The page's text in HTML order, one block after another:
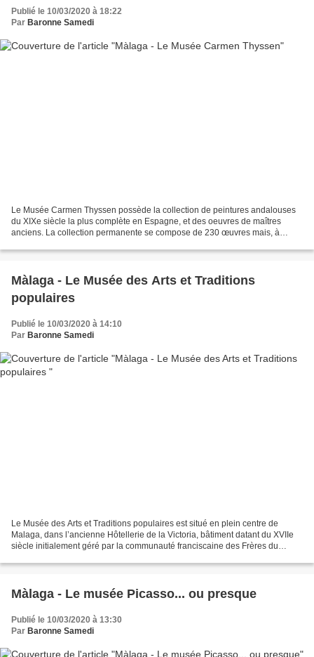
Publié le 10/03/2020 à 18:22
Par Baronne Samedi
Le Musée Carmen Thyssen possède la collection de peintures andalouses
du XIXe siècle la plus complète en Espagne, et des oeuvres de maîtres
anciens. La collection permanente se compose de 230 œuvres mais, à
Màlaga - Le Musée des Arts et Traditions
populaires
Publié le 10/03/2020 à 14:10
Par Baronne Samedi
Le Musée des Arts et Traditions populaires est situé en plein centre de
Malaga, dans l’ancienne Hôtellerie de la Victoria, bâtiment datant du XVIIe
siècle initialement géré par la communauté franciscaine des Frères du
Màlaga - Le musée Picasso... ou presque
Publié le 10/03/2020 à 13:30
Par Baronne Samedi